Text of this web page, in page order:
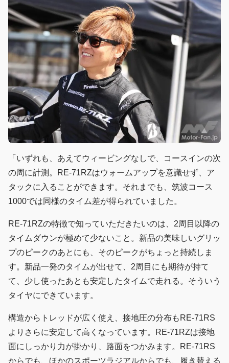
「いずれも、あえてウィービングなしで、コースインの次
の周に計測。RE-71RZはウォームアップを意識せず、ア
タックに入ることができます。それまでも、筑波コース
1000では同様のタイム差が得られていました。
RE-71RZの特徴で知っていただきたいのは、2周目以降の
タイムダウンが極めて少ないこと。新品の美味しいグリッ
プのピークのあとにも、そのピークがちょっと持続しま
す。新品一発のタイムが出せて、2周目にも期待が持て
て、少し使ったあとも安定したタイムで走れる。そういう
タイヤにできています。
構造からトレッドが広く使え、接地圧の分布もRE-71RS
よりさらに安定して高くなっています。RE-71RZは接地
面にしっかり力が掛かり、路面をつかみます。RE-71RS
からでも、ほかのスポーツラジアルからでも、履き替える